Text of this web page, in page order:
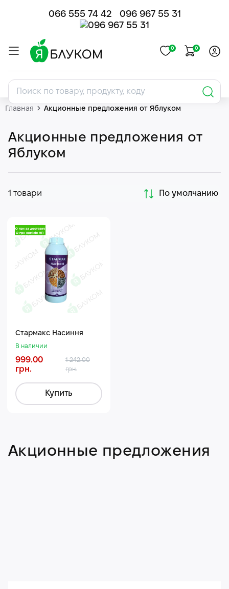
066 555 74 42 096 967 55 31
0 0
Главная Акционные предложения от Яблуком
Акционные предложения от
Яблуком
1 товари По умолчанию
Стармакс Насиння
В наличии
1 242.00
грн.
999.00
грн.
Купить
Акционные предложения